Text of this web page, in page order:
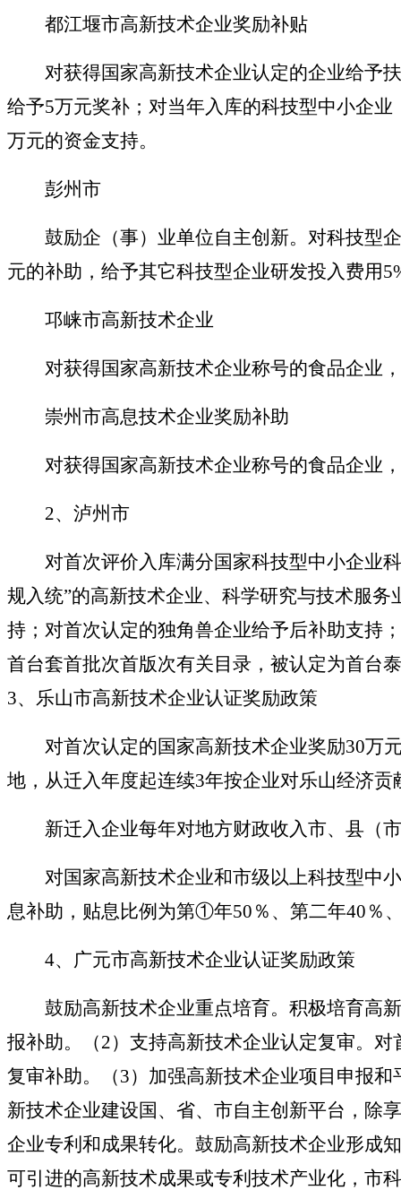
都江堰市高新技术企业奖励补贴
对获得国家高新技术企业认定的企业给予扶
给予5万元奖补；对当年入库的科技型中小企
万元的资金支持。
彭州市
鼓励企（事）业单位自主创新。对科技型企
元的补助，给予其它科技型企业研发投入费用
邛崃市高新技术企业
对获得国家高新技术企业称号的食品企业
崇州市高息技术企业奖励补助
对获得国家高新技术企业称号的食品企业
2、泸州市
对首次评价入库满分国家科技型中小企业科
规入统”的高新技术企业、科学研究与技术服
持；对首次认定的独角兽企业给予后补助支持
首台套首批次首版次有关目录，被认定为首台
3、乐山市高新技术企业认证奖励政策
对首次认定的国家高新技术企业奖励30万
地，从迁入年度起连续3年按企业对乐山经济
新迁入企业每年对地方财政收入市、县（市
对国家高新技术企业和市级以上科技型中小
息补助，贴息比例为第①年50％、第二年40％
4、广元市高新技术企业认证奖励政策
鼓励高新技术企业重点培育。积极培育高新
报补助。（2）支持高新技术企业认定复审。
复审补助。（3）加强高新技术企业项目申报
新技术企业建设国、省、市自主创新平台，除
企业专利和成果转化。鼓励高新技术企业形成
可引进的高新技术成果或专利技术产业化，市